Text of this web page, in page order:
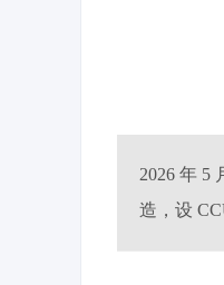
2026 年 5
造，设